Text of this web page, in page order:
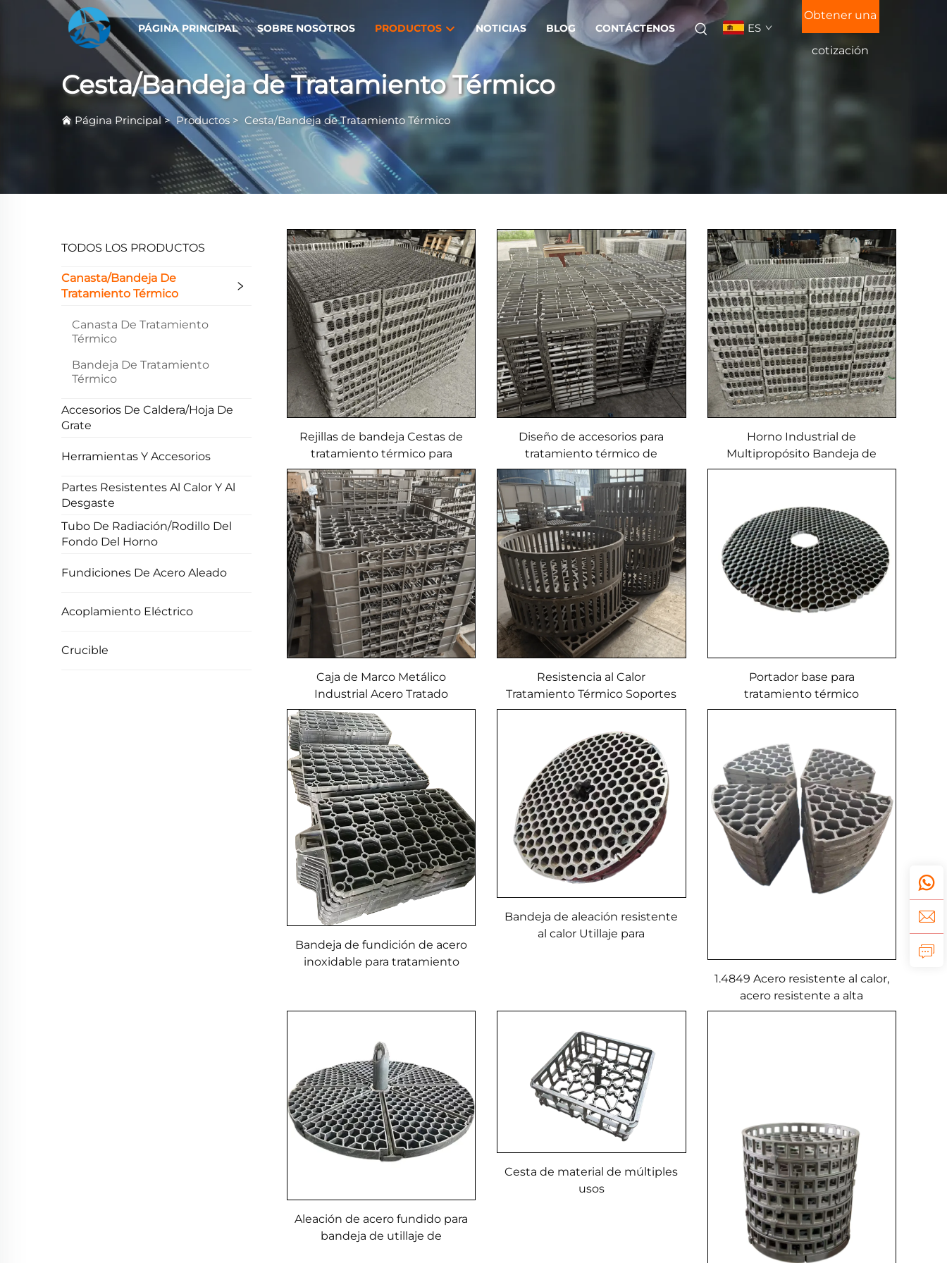
PÁGINA PRINCIPAL SOBRE NOSOTROS PRODUCTOS NOTICIAS BLOG CONTÁCTENOS ES
Obtener una
cotización
Cesta/Bandeja de Tratamiento Térmico
Página Principal> Productos > Cesta/Bandeja de Tratamiento Térmico
TODOS LOS PRODUCTOS
Canasta/Bandeja De
Tratamiento Térmico
Canasta De Tratamiento
Térmico
Bandeja De Tratamiento
Térmico
Accesorios De Caldera/Hoja De
Grate
Herramientas Y Accesorios
Partes Resistentes Al Calor Y Al
Desgaste
Tubo De Radiación/Rodillo Del
Fondo Del Horno
Fundiciones De Acero Aleado
Acoplamiento Eléctrico
Crucible
Rejillas de bandeja Cestas de
tratamiento térmico para
horno de tratamiento térmico,
larga vida útil
Diseño de accesorios para
tratamiento térmico de
bandejas y cestas con proceso
de fundición y soldadura
EB22149
Horno Industrial de
Multipropósito Bandeja de
Temple Marco Duradero para
Caja de Marco Metálico
Industrial Acero Tratado
Térmicamente Fundición de
Arena Fundición de Inversión
Material Resistente al Calor
Resistencia al Calor
Tratamiento Térmico Soportes
Cesta de Hierro Fundido de
Portador base para
tratamiento térmico
Bandeja de fundición de acero
inoxidable para tratamiento
Bandeja de aleación resistente
al calor Utillaje para
1.4849 Acero resistente al calor,
acero resistente a alta
temperatura Bandejas base
Aleación de acero fundido para
bandeja de utillaje de
Cesta de material de múltiples
usos